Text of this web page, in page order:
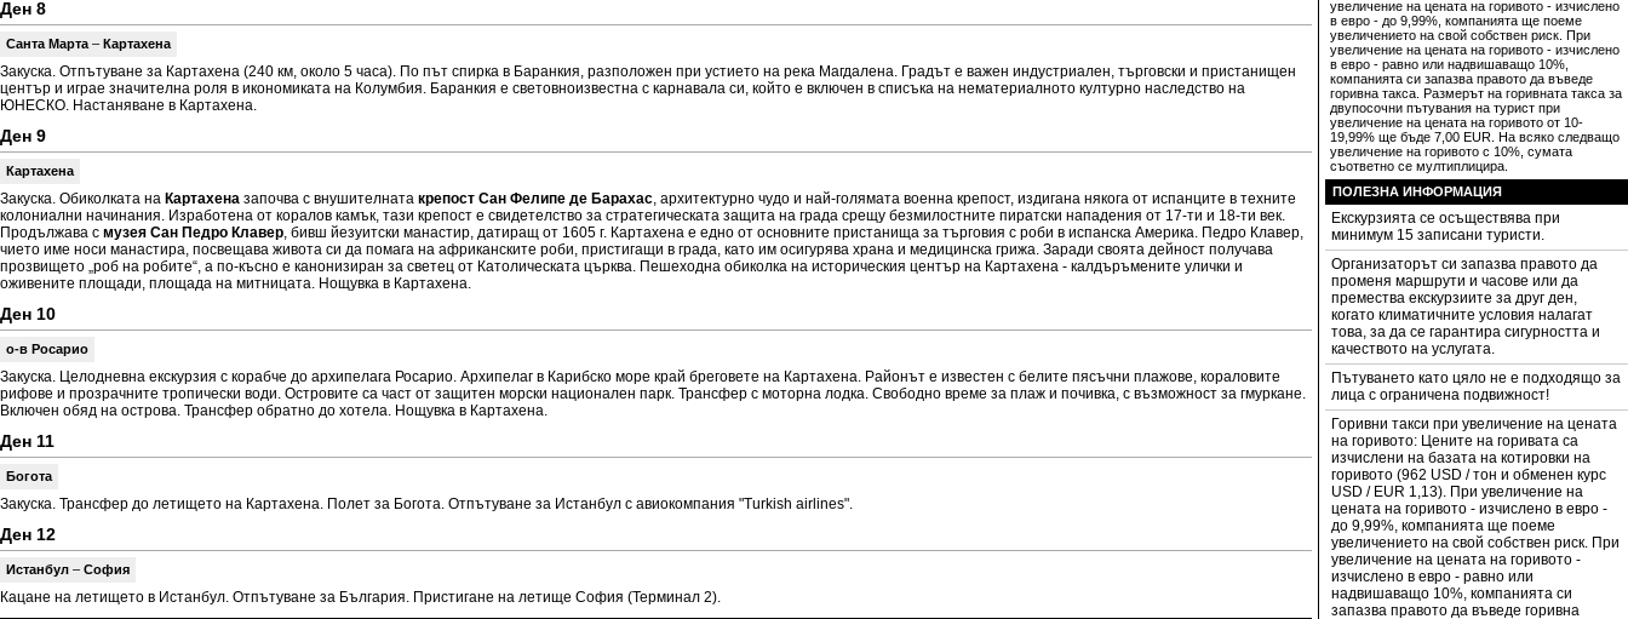
Ден 8
Санта Марта – Картахена
Закуска. Отпътуване за Картахена (240 км, около 5 часа). По път спирка в Баранкия, разположен при устието на река Магдалена. Градът е важен индустриален, търговски и пристанищен
център и играе значителна роля в икономиката на Колумбия. Баранкия е световноизвестна с карнавала си, който е включен в списъка на нематериалното културно наследство на
ЮНЕСКО. Настаняване в Картахена.
Ден 9
Картахена
Закуска. Обиколката на Картахена започва с внушителната крепост Сан Фелипе де Барахас, архитектурно чудо и най-голямата военна крепост, издигана някога от испанците в техните
колониални начинания. Изработена от коралов камък, тази крепост е свидетелство за стратегическата защита на града срещу безмилостните пиратски нападения от 17-ти и 18-ти век.
Продължава с музея Сан Педро Клавер, бивш йезуитски манастир, датиращ от 1605 г. Картахена е едно от основните пристанища за търговия с роби в испанска Америка. Педро Клавер,
чието име носи манастира, посвещава живота си да помага на африканските роби, пристигащи в града, като им осигурява храна и медицинска грижа. Заради своята дейност получава
прозвището „роб на робите“, а по-късно е канонизиран за светец от Католическата църква. Пешеходна обиколка на историческия център на Картахена - калдъръмените улички и
оживените площади, площада на митницата. Нощувка в Картахена.
Ден 10
о-в Росарио
Закуска. Целодневна екскурзия с корабче до архипелага Росарио. Архипелаг в Карибско море край бреговете на Картахена. Районът е известен с белите пясъчни плажове, кораловите
рифове и прозрачните тропически води. Островите са част от защитен морски национален парк. Трансфер с моторна лодка. Свободно време за плаж и почивка, с възможност за гмуркане.
Включен обяд на острова. Трансфер обратно до хотела. Нощувка в Картахена.
Ден 11
Богота
Закуска. Трансфер до летището на Картахена. Полет за Богота. Отпътуване за Истанбул с авиокомпания "Turkish airlines".
Ден 12
Истанбул – София
Кацане на летището в Истанбул. Отпътуване за България. Пристигане на летище София (Терминал 2).
увеличение на цената на горивото - изчислено
в евро - до 9,99%, компанията ще поеме
увеличението на свой собствен риск. При
увеличение на цената на горивото - изчислено
в евро - равно или надвишаващо 10%,
компанията си запазва правото да въведе
горивна такса. Размерът на горивната такса за
двупосочни пътувания на турист при
увеличение на цената на горивото от 10-
19,99% ще бъде 7,00 EUR. На всяко следващо
увеличение на горивото с 10%, сумата
съответно се мултиплицира.
ПОЛЕЗНА ИНФОРМАЦИЯ
Екскурзията се осъществява при
минимум 15 записани туристи.
Организаторът си запазва правото да
променя маршрути и часове или да
премества екскурзиите за друг ден,
когато климатичните условия налагат
това, за да се гарантира сигурността и
качеството на услугата.
Пътуването като цяло не е подходящо за
лица с ограничена подвижност!
Горивни такси при увеличение на цената
на горивото: Цените на горивата са
изчислени на базата на котировки на
горивото (962 USD / тон и обменен курс
USD / EUR 1,13). При увеличение на
цената на горивото - изчислено в евро -
до 9,99%, компанията ще поеме
увеличението на свой собствен риск. При
увеличение на цената на горивото -
изчислено в евро - равно или
надвишаващо 10%, компанията си
запазва правото да въведе горивна